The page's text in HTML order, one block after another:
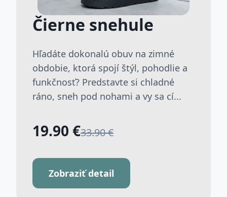
Čierne snehule
Hľadáte dokonalú obuv na zimné
obdobie, ktorá spojí štýl, pohodlie a
funkčnosť? Predstavte si chladné
ráno, sneh pod nohami a vy sa cí...
19.90 €33.90 €
Zobraziť detail